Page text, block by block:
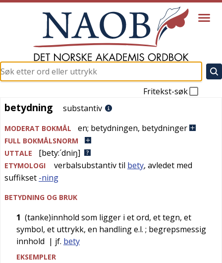
Fritekst-søk
betydning
betydning substantiv
MODERAT BOKMÅL en; betydningen, betydninger
FULL BOKMÅLSNORM
UTTALE
[bety:´dniŋ]
ETYMOLOGI verbalsubstantiv til bety, avledet med
suffikset -ning
BETYDNING OG BRUK
1 (tanke)innhold som ligger i et ord, et tegn, et
symbol, et uttrykk, en handling e.l. ; begrepsmessig
innhold | jf. bety
EKSEMPLER